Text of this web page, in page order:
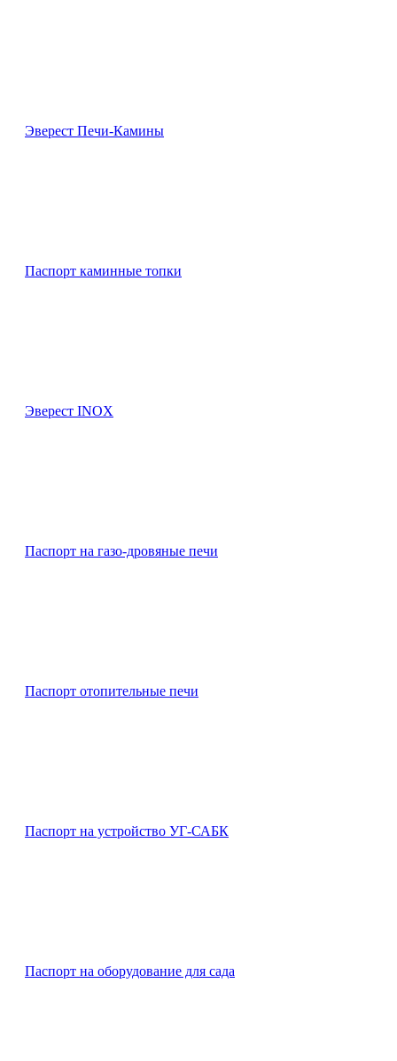
Эверест Печи-Камины
Паспорт каминные топки
Эверест INOX
Паспорт на газо-дровяные печи
Паспорт отопительные печи
Паспорт на устройство УГ-САБК
Паспорт на оборудование для сада